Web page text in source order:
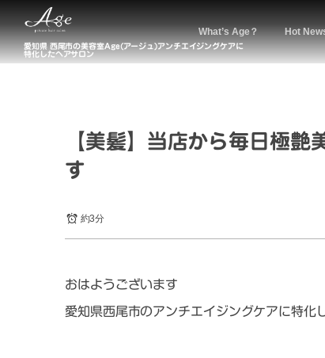
愛知県 西尾市の美容室Age(アージュ)アンチエイジングケアに
特化したヘアサロン
What’s Age？ Hot
【美髪】当店から毎日極
す
約3分
おはようございます
愛知県西尾市のアンチエイジングケアに特化